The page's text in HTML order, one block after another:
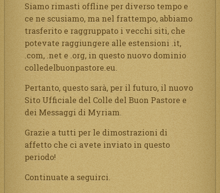
Siamo rimasti offline per diverso tempo e
ce ne scusiamo, ma nel frattempo, abbiamo
trasferito e raggruppato i vecchi siti, che
potevate raggiungere alle estensioni .it,
.com, .net e .org, in questo nuovo dominio
colledelbuonpastore.eu.
Pertanto, questo sarà, per il futuro, il nuovo
Sito Ufficiale del Colle del Buon Pastore e
dei Messaggi di Myriam.
Grazie a tutti per le dimostrazioni di
affetto che ci avete inviato in questo
periodo!
Continuate a seguirci.